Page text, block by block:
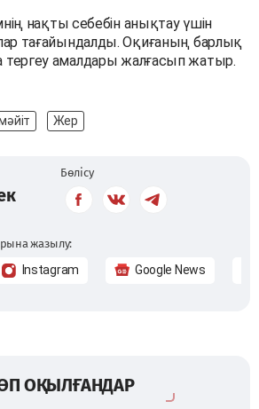
нақты себебін анықтау үшін
тағайындалды. Оқиғаның барлық
амалдары жалғасып жатыр.
Жер
Бөлісу
жазылу:
Instagram Google News
ОҚЫЛҒАНДАР